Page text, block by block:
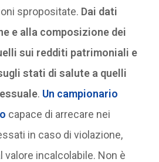
spropositate. Dai dati
e alla composizione dei
sui redditi patrimoniali e
stati di salute a quelli
. Un campionario
capace di arrecare nei
in caso di violazione,
valore incalcolabile. Non è